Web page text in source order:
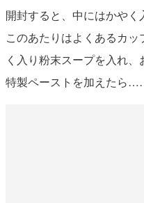
開封すると、中にはかやく
このあたりはよくあるカ
く入り粉末スープを入れ
特製ペーストを加えたら